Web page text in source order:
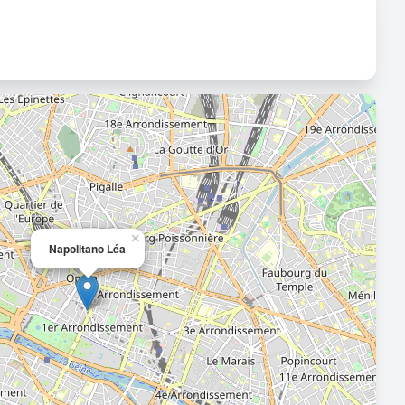
Napolitano Léa
×